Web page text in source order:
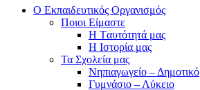
Ο Εκπαιδευτικός Οργανισμός
Ποιοι Είμαστε
Η Tαυτότητά μας
Η Ιστορία μας
Τα Σχολεία μας
Νηπιαγωγείο – Δημοτικό
Γυμνάσιο – Λύκειο